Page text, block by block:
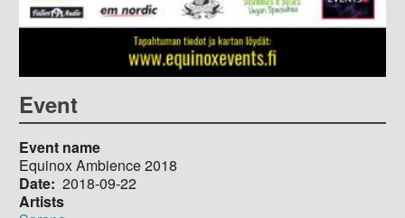
Event
Event name
Equinox Ambience 2018
Date 2018-09-22
Artists